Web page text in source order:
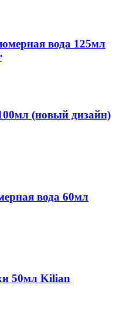
вода 125мл
(новый дизайн)
вода 60мл
50мл Kilian